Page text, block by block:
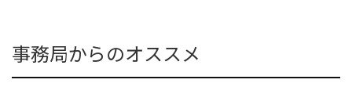
事務局からのオススメ